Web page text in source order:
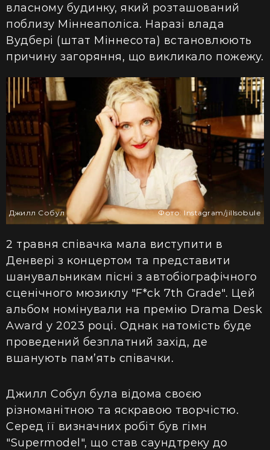
власному будинку, який розташований
поблизу Міннеаполіса. Наразі влада
Вудбері (штат Міннесота) встановлюють
причину загоряння, що викликало пожежу.
Джилл Собул Фото: Іnstagram/jillsobule
2 травня співачка мала виступити в
Денвері з концертом та представити
шанувальникам пісні з автобіографічного
сценічного мюзиклу "F*ck 7th Grade". Цей
альбом номінували на премію Drama Desk
Award у 2023 році. Однак натомість буде
проведений безплатний захід, де
вшанують пам’ять співачки.
Джилл Собул була відома своєю
різноманітною та яскравою творчістю.
Серед її визначних робіт був гімн
"Supermodel", що став саундтреку до